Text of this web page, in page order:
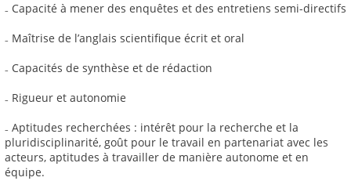
₋ Capacité à mener des enquêtes et des entretiens semi-directifs
₋ Maîtrise de l’anglais scientifique écrit et oral
₋ Capacités de synthèse et de rédaction
₋ Rigueur et autonomie
₋ Aptitudes recherchées : intérêt pour la recherche et la
pluridisciplinarité, goût pour le travail en partenariat avec les
acteurs, aptitudes à travailler de manière autonome et en
équipe.